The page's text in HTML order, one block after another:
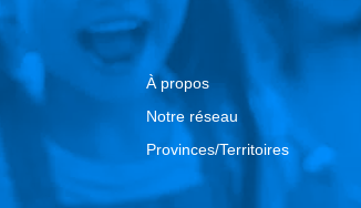
À propos
Notre réseau
Provinces/Territoires